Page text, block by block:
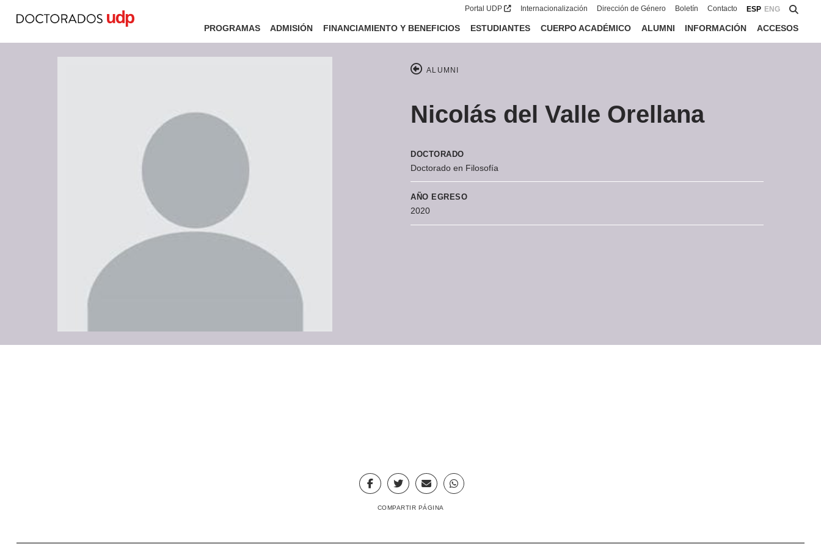
Portal UDP Internacionalización Dirección de Género Boletín Contacto ESP ENG
PROGRAMAS ADMISIÓN FINANCIAMIENTO Y BENEFICIOS ESTUDIANTES CUERPO ACADÉMICO ALUMNI INFORMACIÓN ACCESOS
ALUMNI
Nicolás del Valle Orellana
DOCTORADO
Doctorado en Filosofía
AÑO EGRESO
2020
COMPARTIR PÁGINA